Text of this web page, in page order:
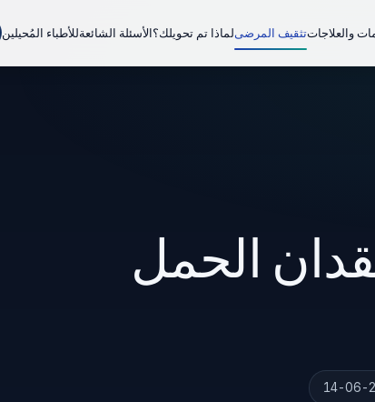
والعلاجاتتثقيف المرضىلماذا تم تحويلك؟الأسئلة الشائعةللأطباء المُحيلين
الحمل